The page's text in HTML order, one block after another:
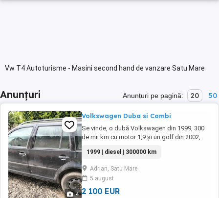
Vw T4 Autoturisme - Masini second hand de vanzare Satu Mare
Anunțuri Anunțuri pe pagină: 20 50
4
Volkswagen Duba si Combi
Se vinde, o dubă Volkswagen din 1999, 300
de mii km cu motor 1,9 și un golf din 2002,
amândouă.
1999 | diesel | 300000 km
Adrian, Satu Mare
5 august
2 100 EUR